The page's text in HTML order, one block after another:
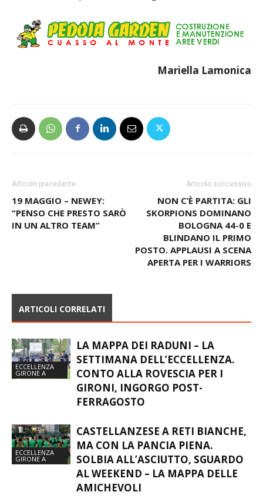
Mariella Lamonica
Articolo precedente
19 MAGGIO – NEWEY:
“PENSO CHE PRESTO SARÒ
IN UN ALTRO TEAM”
Articolo successivo
NON C’È PARTITA: GLI
SKORPIONS DOMINANO
BOLOGNA 44-0 E
BLINDANO IL PRIMO
POSTO. APPLAUSI A SCENA
APERTA PER I WARRIORS
ARTICOLI CORRELATI
ECCELLENZA
GIRONE A
LA MAPPA DEI RADUNI – LA
SETTIMANA DELL’ECCELLENZA.
CONTO ALLA ROVESCIA PER I
GIRONI, INGORGO POST-
FERRAGOSTO
ECCELLENZA
GIRONE A
CASTELLANZESE A RETI BIANCHE,
MA CON LA PANCIA PIENA.
SOLBIA ALL’ASCIUTTO, SGUARDO
AL WEEKEND – LA MAPPA DELLE
AMICHEVOLI